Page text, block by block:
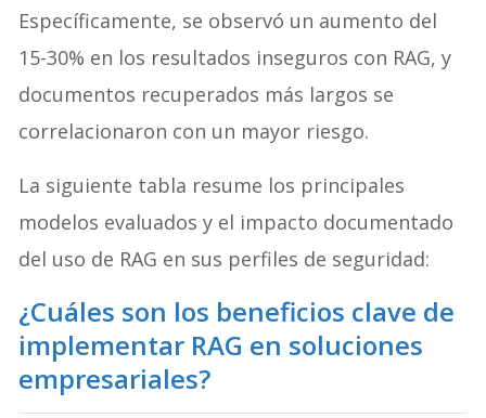
Específicamente, se observó un aumento del
15-30% en los resultados inseguros con RAG, y
documentos recuperados más largos se
correlacionaron con un mayor riesgo.
La siguiente tabla resume los principales
modelos evaluados y el impacto documentado
del uso de RAG en sus perfiles de seguridad:
¿Cuáles son los beneficios clave de
implementar RAG en soluciones
empresariales?